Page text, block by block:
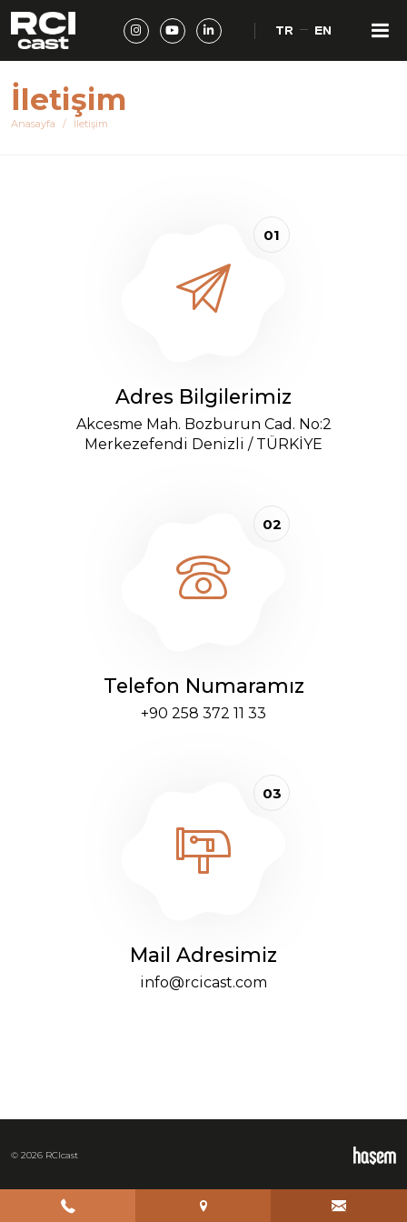
TR EN
İletişim
Anasayfa İletişim
01
Adres Bilgilerimiz
Akcesme Mah. Bozburun Cad. No:2
Merkezefendi Denizli / TÜRKİYE
02
Telefon Numaramız
+90 258 372 11 33
03
Mail Adresimiz
info@rcicast.com
© 2026 RCIcast